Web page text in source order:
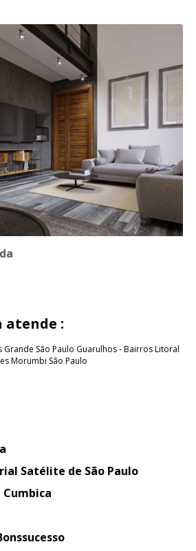
atende :
Grande São Paulo Guarulhos - BairrosLitoral
Morumbi São Paulo
Satélite de São Paulo
Cumbica